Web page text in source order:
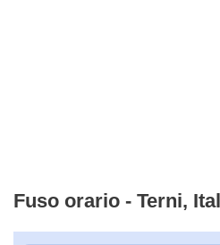
Fuso orario - Terni,